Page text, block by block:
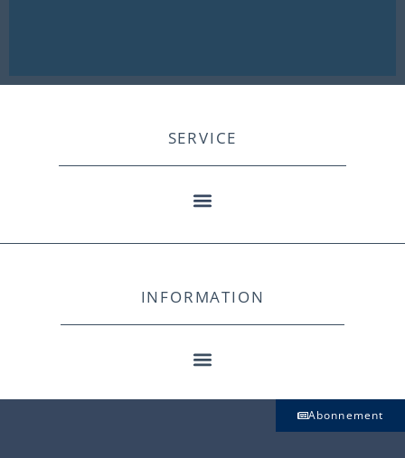
SERVICE
INFORMATION
Abonnement